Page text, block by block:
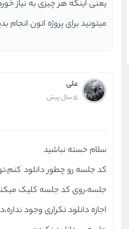
یعنی اینکه هر چیزی به نیاز
میتونید برای پروژه اتون انجام
علی
5 سال پیش
سلام خسته نباشید
کد جلسه رو چطور دانلود
جلسه،روی کد جلسه کلیک
اجازه دانلود تکراری وجود